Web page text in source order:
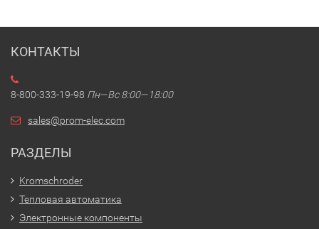
КОНТАКТЫ
8-800-333-19-98 Пн—Вс 8:00—18:00
sales@prom-elec.com
РАЗДЕЛЫ
Kromschroder
Тепловая автоматика
Электронные компоненты